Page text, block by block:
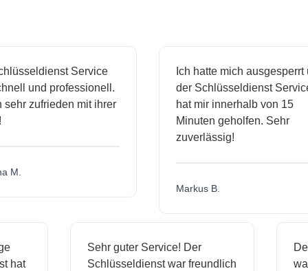
Service
und professionell.
zufrieden mit ihrer
Ich hatte mich ausgesperrt und
der Schlüsseldienst Service
hat mir innerhalb von 15
Minuten geholfen. Sehr
zuverlässig!
Markus B.
hat
Sehr guter Service! Der
Schlüsseldienst war freundlich